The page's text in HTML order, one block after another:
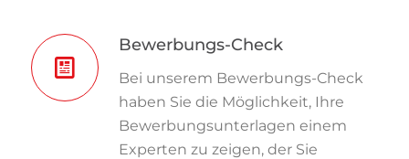
Bewerbungs-Check
Bei unserem Bewerbungs-Check
haben Sie die Möglichkeit, Ihre
Bewerbungsunterlagen einem
Experten zu zeigen, der Sie